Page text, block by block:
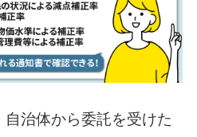
治体から委託を受けた